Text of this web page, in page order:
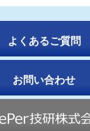
よくあるご質問
お問い合わせ